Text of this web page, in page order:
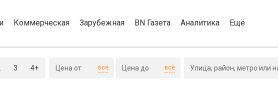
Коммерческая Зарубежная BN Газета Аналитика Ещё
3 4+ всё всё